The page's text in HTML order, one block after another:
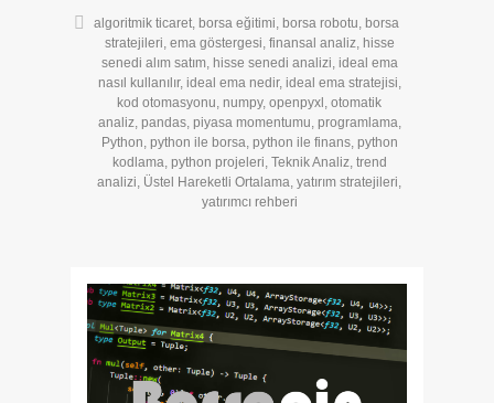
algoritmik ticaret, borsa eğitimi, borsa robotu, borsa
stratejileri, ema göstergesi, finansal analiz, hisse
senedi alım satım, hisse senedi analizi, ideal ema
nasıl kullanılır, ideal ema nedir, ideal ema stratejisi,
kod otomasyonu, numpy, openpyxl , otomatik
analiz, pandas, piyasa momentumu, programlama,
Python, python ile borsa, python ile finans, python
kodlama, python projeleri, Teknik Analiz, trend
analizi, Üstel Hareketli Ortalama, yatırım stratejileri,
yatırımcı rehberi